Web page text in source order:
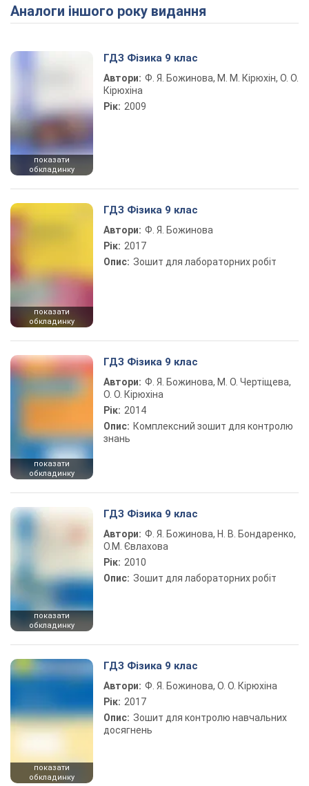
Play Video
Аналоги іншого року видання
показати
обкладинку
ГДЗ Фізика 9 клас
Автори: Ф. Я. Божинова, М. М. Кірюхін, О. О.
Кірюхіна
Рік: 2009
показати
обкладинку
ГДЗ Фізика 9 клас
Автори: Ф. Я. Божинова
Рік: 2017
Опис:
Зошит для лабораторних робіт
показати
обкладинку
ГДЗ Фізика 9 клас
Автори: Ф. Я. Божинова, М. О. Чертіщева,
О. О. Кірюхіна
Рік: 2014
Опис: Комплексний зошит для контролю
знань
показати
обкладинку
ГДЗ Фізика 9 клас
Автори: Ф. Я. Божинова, Н. В. Бондаренко,
О.М. Євлахова
Рік: 2010
Опис: Зошит для лабораторних робіт
показати
обкладинку
ГДЗ Фізика 9 клас
Автори: Ф. Я. Божинова, О. О. Кірюхіна
Рік: 2017
Опис: Зошит для контролю навчальних
досягнень